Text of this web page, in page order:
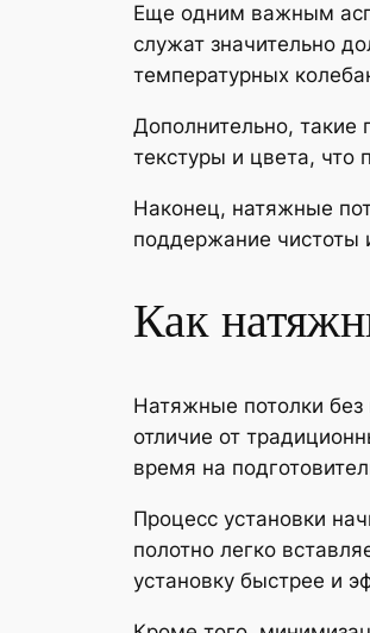
Еще одним важным
служат значительно
температурных
Дополнительно, такие
текстуры и цвета, что
Наконец, натяжные
поддержание чистоты
Как
Натяжные потолки без
отличие от
время на
Процесс установки
полотно легко
установку быстрее и